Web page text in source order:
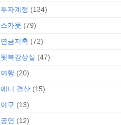
투자계정 (134)
스카웃 (79)
연금저축 (72)
뒷북감상실 (47)
여행 (20)
애니 결산 (15)
야구 (13)
공연 (12)